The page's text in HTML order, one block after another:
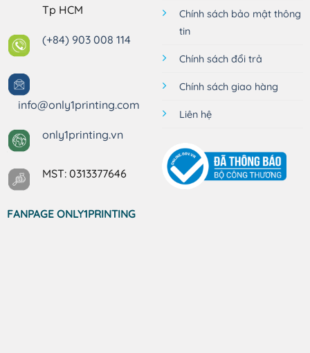
Tp HCM
(+84) 903 008 114
info@only1printing.com
only1printing.vn
MST: 0313377646
Chính sách bảo mật thông
tin
Chính sách đổi trả
Chính sách giao hàng
Liên hệ
FANPAGE ONLY1PRINTING